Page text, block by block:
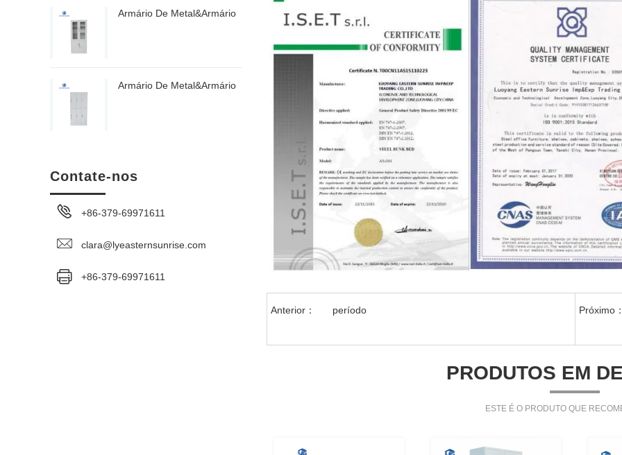
Armário De Metal&Armário
Armário De Metal&Armário
Contate-nos
+86-379-69971611
clara@lyeasternsunrise.com
+86-379-69971611
Anterior： período Próximo：
PRODUTOS EM
ESTE É O PRODUTO QUE